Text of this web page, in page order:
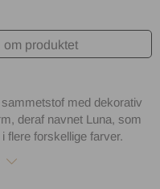
produktet
med dekorativ
deraf navnet Luna, som
flere forskellige farver.